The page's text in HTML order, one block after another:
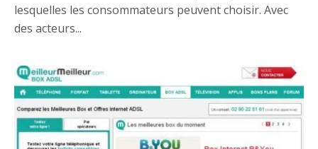
lesquelles les consommateurs peuvent choisir. Avec
des acteurs...